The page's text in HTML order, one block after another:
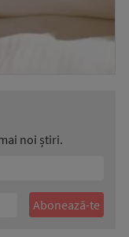
noi știri.